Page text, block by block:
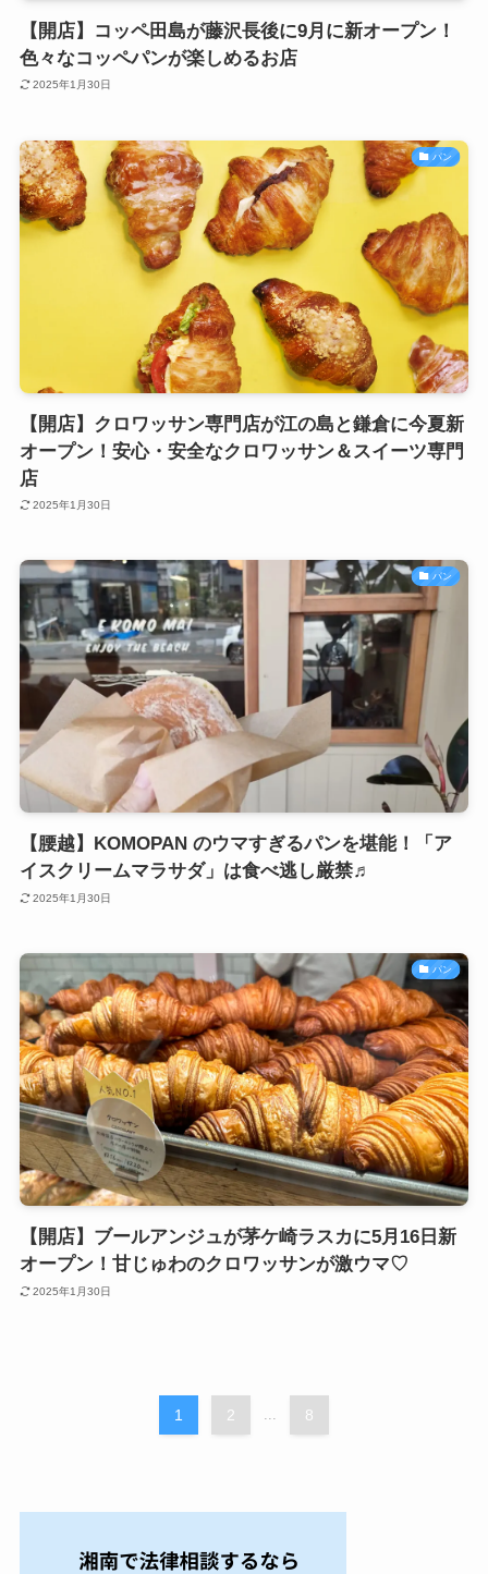
【開店】コッペ田島が藤沢長後に9月に新オープン！
色々なコッペパンが楽しめるお店
2025年1月30日
パン
【開店】クロワッサン専門店が江の島と鎌倉に今夏新
オープン！安心・安全なクロワッサン＆スイーツ専門
店
2025年1月30日
パン
【腰越】KOMOPAN のウマすぎるパンを堪能！「ア
イスクリームマラサダ」は食べ逃し厳禁♬
2025年1月30日
パン
【開店】ブールアンジュが茅ケ崎ラスカに5月16日新
オープン！甘じゅわのクロワッサンが激ウマ♡
2025年1月30日
1 2 ... 8